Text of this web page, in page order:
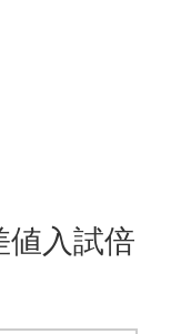
値入試倍